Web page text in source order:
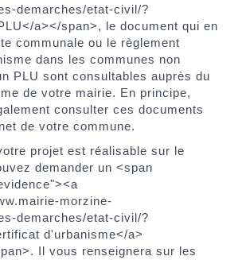
demarches/etat-civil/?
a></span>, le document qui en
communale ou le règlement
dans les communes non
PLU sont consultables auprès du
de votre mairie. En principe,
consulter ces documents
de votre commune.
projet est réalisable sur le
demander un <span
morzine-
demarches/etat-civil/?
d'urbanisme</a>
Il vous renseignera sur les